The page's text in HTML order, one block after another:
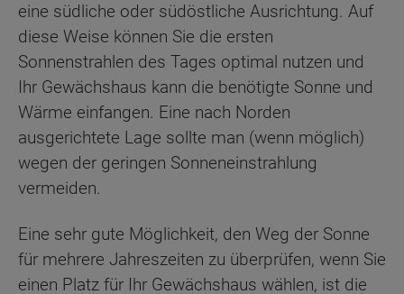
eine südliche oder südöstliche Ausrichtung. Auf
diese Weise können Sie die ersten
Sonnenstrahlen des Tages optimal nutzen und
Ihr Gewächshaus kann die benötigte Sonne und
Wärme einfangen. Eine nach Norden
ausgerichtete Lage sollte man (wenn möglich)
wegen der geringen Sonneneinstrahlung
vermeiden.
Eine sehr gute Möglichkeit, den Weg der Sonne
für mehrere Jahreszeiten zu überprüfen, wenn Sie
einen Platz für Ihr Gewächshaus wählen, ist die